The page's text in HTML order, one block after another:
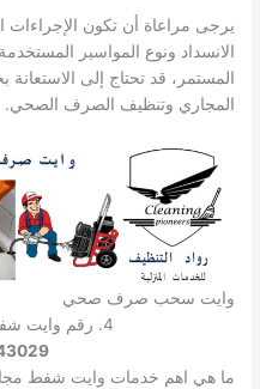
يرجى مراعاة أن تكون
الانسداد ونوع المواسير
المستمر، قد تحتاج إلى
المجاري وتنظيف الصرف الصحي.
وايت سحب صرف صحي
4. رقم وايت شفط مجاري بالاحساء
ما هي اهم خدمات وايت شفط